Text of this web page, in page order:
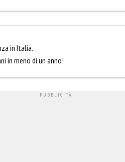
in Italia.
in meno di un anno!